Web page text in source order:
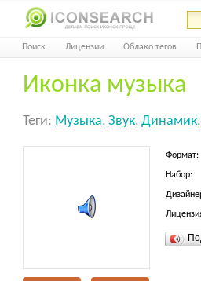
Поиск Лицензии Облако тегов
Иконка музыка
Теги: Музыка, Звук, Динамик,
Формат:
Набор: